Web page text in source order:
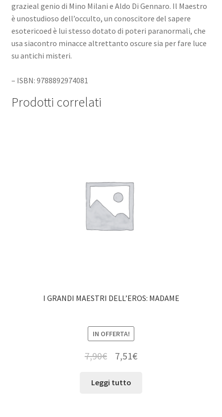
grazieal genio di Mino Milani e Aldo Di Gennaro. Il Maestro
è unostudioso dell’occulto, un conoscitore del sapere
esotericoed è lui stesso dotato di poteri paranormali, che
usa siacontro minacce altrettanto oscure sia per fare luce
su antichi misteri.
– ISBN: 9788892974081
Prodotti correlati
I GRANDI MAESTRI DELL’EROS: MADAME
IN OFFERTA!
7,90€ 7,51€
Leggi tutto